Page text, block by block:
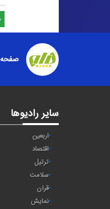
سایر رادیوها
اربعین
اقتصاد
ترتیل
سلامت
قرآن
نمایش